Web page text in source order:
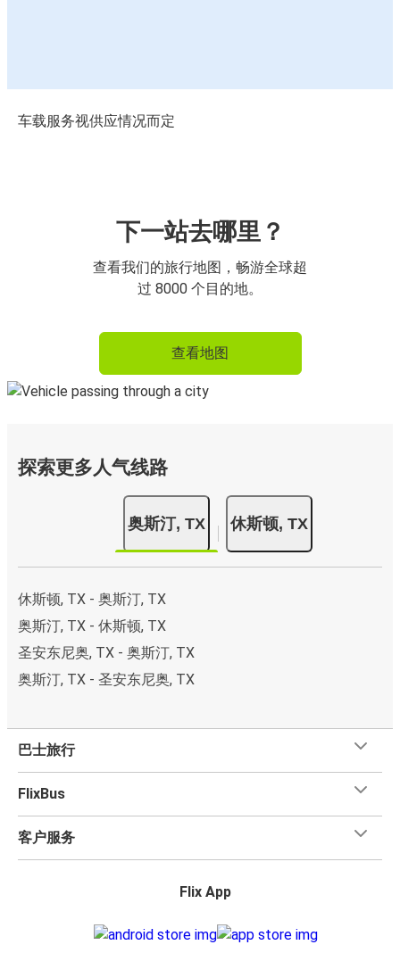
车载服务视供应情况而定
下一站去哪里？
查看我们的旅行地图，畅游全球超
过 8000 个目的地。
查看地图
探索更多人气线路
奥斯汀, TX 休斯顿, TX
休斯顿, TX - 奥斯汀, TX
奥斯汀, TX - 休斯顿, TX
圣安东尼奥, TX - 奥斯汀, TX
奥斯汀, TX - 圣安东尼奥, TX
巴士旅行
FlixBus
客户服务
Flix App